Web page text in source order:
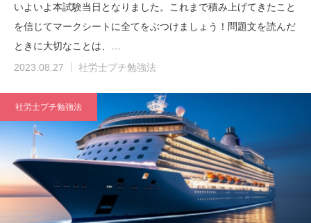
いよいよ本試験当日となりました。これまで積み上げてきたこと
を信じてマークシートに全てをぶつけましょう！問題文を読んだ
ときに大切なことは、…
2023.08.27
社労士プチ勉強法
社労士プチ勉強法